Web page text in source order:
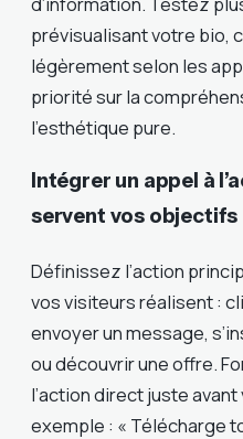
prévisualisant votre bio,
légèrement selon les
priorité sur la
l’esthétique pure.
Intégrer un appel à
servent vos objectifs
Définissez l’action
vos visiteurs réalisent :
envoyer un message,
ou découvrir une offre.
l’action direct juste
exemple : « Télécharge